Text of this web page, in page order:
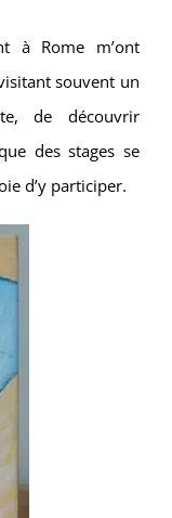
à Rome m’ont
souvent un
de découvrir
des stages se
d’y participer.